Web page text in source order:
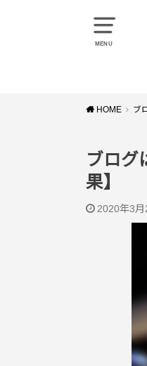
MENU
HOME ブ
ブログ
果】
2020年3月